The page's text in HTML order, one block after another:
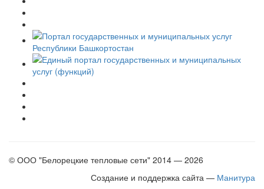
© ООО "Белорецкие тепловые сети" 2014 — 2026
Создание и поддержка сайта — Манитура